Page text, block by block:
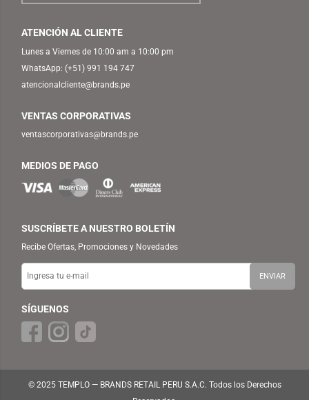
ATENCIÓN AL CLIENTE
Lunes a Viernes de 10:00 am a 10:00 pm
WhatsApp: (+51) 991 194 747
atencionalcliente@brands.pe
VENTAS CORPORATIVAS
ventascorporativas@brands.pe
MEDIOS DE PAGO
SUSCRÍBETE A NUESTRO BOLETÍN
Recibe Ofertas, Promociones y Novedades
SÍGUENOS
© 2025 TEMPLO — BRANDS RETAIL PERU S.A.C. Todos los Derechos